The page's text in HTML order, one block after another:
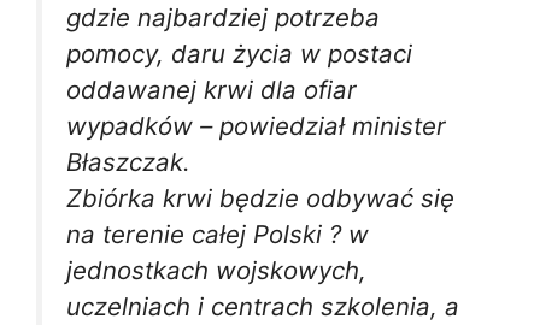
gdzie najbardziej potrzeba
pomocy, daru życia w postaci
oddawanej krwi dla ofiar
wypadków – powiedział minister
Błaszczak.
Zbiórka krwi będzie odbywać się
na terenie całej Polski ? w
jednostkach wojskowych,
uczelniach i centrach szkolenia, a